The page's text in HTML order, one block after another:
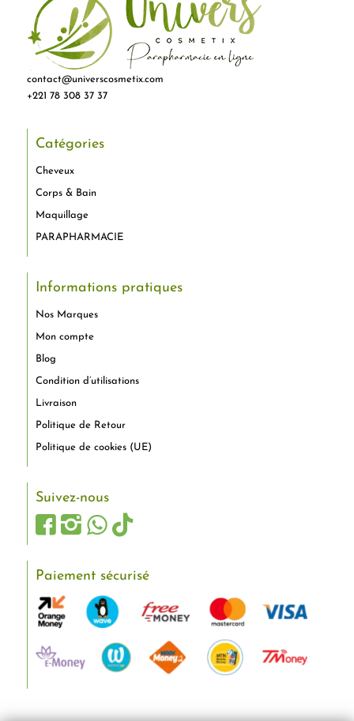
contact@universcosmetix.com
+221 78 308 37 37
Catégories
Cheveux
Corps & Bain
Maquillage
PARAPHARMACIE
Informations pratiques
Nos Marques
Mon compte
Blog
Condition d’utilisations
Livraison
Politique de Retour
Politique de cookies (UE)
Suivez-nous
Paiement sécurisé